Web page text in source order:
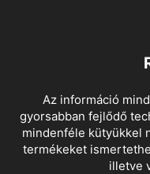
Az információ
gyorsabban fejlődő
mindenféle kütyükkel
termékeket
illetve